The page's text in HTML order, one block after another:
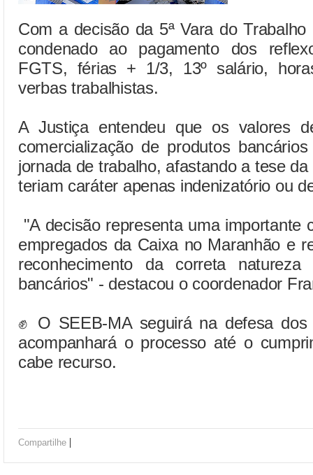
Com a decisão da 5ª Vara do
condenado ao pagamento dos
FGTS, férias + 1/3, 13º salário,
verbas trabalhistas.
A Justiça entendeu que os valores
comercialização de produtos
jornada de trabalho, afastando a tese
teriam caráter apenas indenizatório ou
"A decisão representa uma importante
empregados da Caixa no Maranhão e
reconhecimento da correta
bancários" - destacou o coordenador
✊ O SEEB-MA seguirá na defesa
acompanhará o processo até o
cabe recurso.
Compartilhe |